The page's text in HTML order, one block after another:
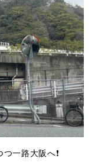
一路大阪へ❗️